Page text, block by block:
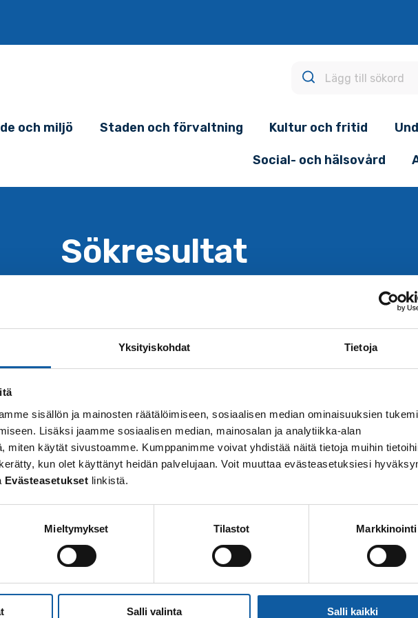
Yksityiskohdat Tietoja
sisällön ja mainosten räätälöimiseen, sosiaalisen median ominaisuuksien
Lisäksi jaamme sosiaalisen median, mainosalan ja analytiikka-alan
miten käytät sivustoamme. Kumppanimme voivat yhdistää näitä tietoja muihin
kun olet käyttänyt heidän palvelujaan. Voit muuttaa evästeasetuksiesi
Evästeasetukset linkistä.
Mieltymykset Tilastot Markkinointi
Salli valinta Salli kaikki
och miljö Staden och förvaltning Kultur och fritid
Social- och hälsovård
Sökresultat
Din sökning gav inget resultat.